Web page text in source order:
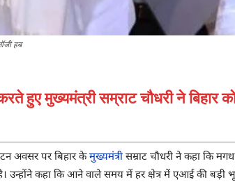
हब
हुए मुख्यमंत्री सम्राट चौधरी ने बिहार
अवसर पर बिहार केमुख्यमंत्री सम्राट चौधरी ने कहा कि
उन्होंने कहा कि आने वाले समय में हर क्षेत्र में एआई की बड़ी